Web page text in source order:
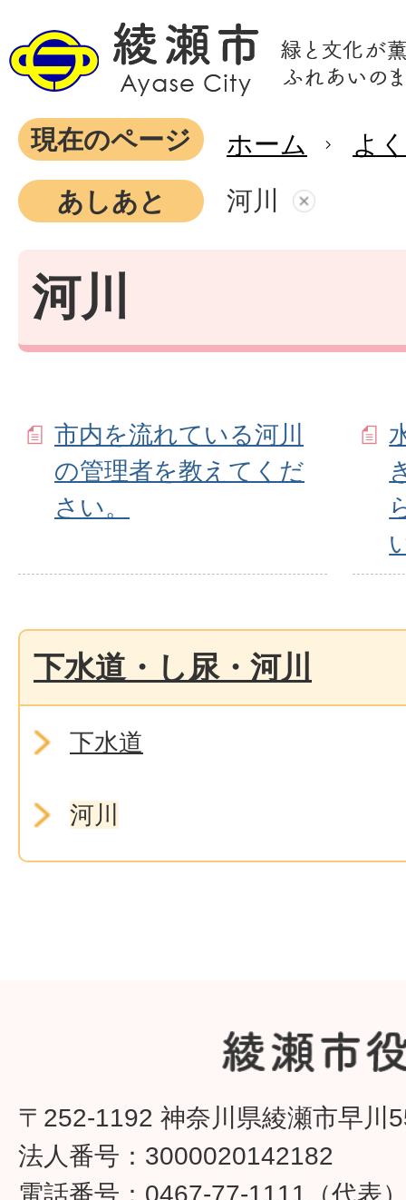
現在のページ ホーム
よ
あしあと
河川
河川
市内を流れている河川
の管理者を教えてくだ
さい。
下水道・し尿・河川
下水道
河川
〒252-1192 神奈川県綾瀬市早川
法人番号：3000020142182